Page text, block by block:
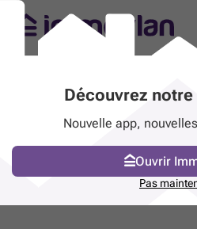
Découvrez
Nouvelle app,
Ouvrir
Pas